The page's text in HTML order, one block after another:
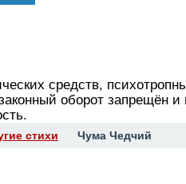
средств,
оборот запрещён и
стихи Чума Чедчий